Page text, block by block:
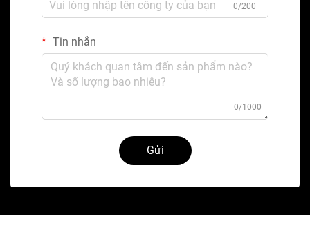
0/200
Tin nhắn
0/1000
Gửi